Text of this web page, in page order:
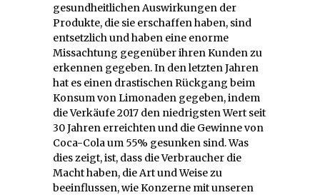
gesundheitlichen Auswirkungen der
Produkte, die sie erschaffen haben, sind
entsetzlich und haben eine enorme
Missachtung gegenüber ihren Kunden zu
erkennen gegeben. In den letzten Jahren
hat es einen drastischen Rückgang beim
Konsum von Limonaden gegeben, indem
die Verkäufe 2017 den niedrigsten Wert seit
30 Jahren erreichten und die Gewinne von
Coca-Cola um 55% gesunken sind. Was
dies zeigt, ist, dass die Verbraucher die
Macht haben, die Art und Weise zu
beeinflussen, wie Konzerne mit unseren